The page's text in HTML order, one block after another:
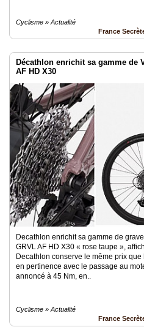
Cyclisme » Actualité
France
Décathlon enrichit sa gamme de
AF HD X30
Decathlon enrichit sa gamme de
GRVL AF HD X30 « rose taupe »,
Decathlon conserve le même prix
en pertinence avec le passage au
annoncé à 45 Nm, en..
Cyclisme » Actualité
France